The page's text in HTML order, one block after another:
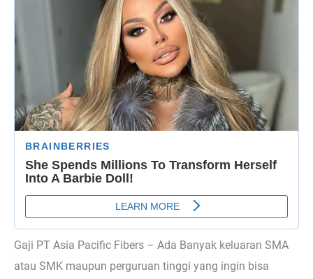
Gaji PT Asia Pacific Fibers – Ada Banyak keluaran SMA
atau SMK maupun perguruan tinggi yang ingin bisa